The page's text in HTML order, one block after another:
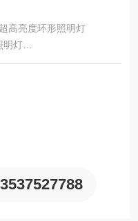
高亮度环形照明灯
明灯